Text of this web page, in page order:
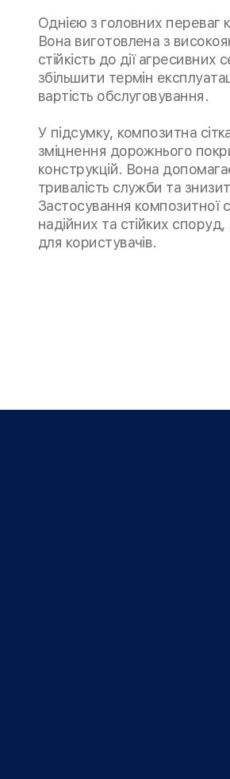
Однією з головних переваг
Вона виготовлена з
стійкість до дії
збільшити термін
вартість обслуговування.
У підсумку, композитна
зміцнення дорожнього
конструкцій. Вона
тривалість служби та
Застосування композитної
надійних та стійких
для користувачів.